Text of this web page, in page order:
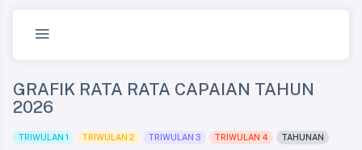
GRAFIK RATA RATA CAPAIAN TAHUN
2026
TRIWULAN 1 TRIWULAN 2 TRIWULAN 3 TRIWULAN 4 TAHUNAN